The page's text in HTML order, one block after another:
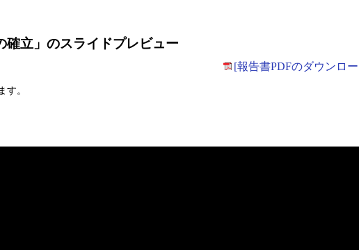
立」のスライドプレビュー
[報告書PDFのダウンロ
。